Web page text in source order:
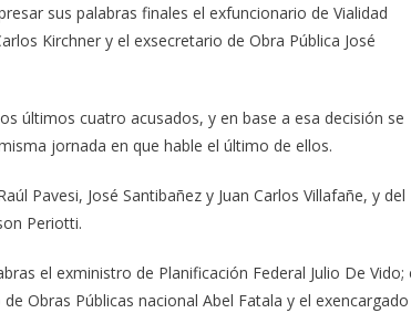
sus palabras finales el exfuncionario de Vialidad
Kirchner y el exsecretario de Obra Pública José
últimos cuatro acusados, y en base a esa decisión se
jornada en que hable el último de ellos.
Pavesi, José Santibañez y Juan Carlos Villafañe, y del
Periotti.
el exministro de Planificación Federal Julio De Vido;
Obras Públicas nacional Abel Fatala y el exencargado